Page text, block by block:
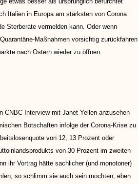
Italien in Europa am stärksten von Corona
Sterberate vermelden kann. Oder wenn
Maßnahmen vorsichtig zurückfahren
nach Ostern wieder zu öffnen.
CNBC-Interview mit Janet Yellen anzusehen
Botschaften infolge der Corona-Krise zu
von 12, 13 Prozent oder
von 30 Prozent im zweiten
ihr Vortrag hätte sachlicher (und monotoner)
so schlimm sie auch sein mochten, eben